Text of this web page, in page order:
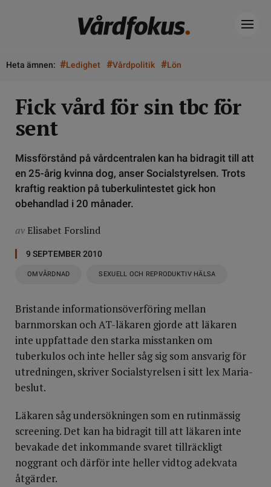
Heta ämnen: #Ledighet #Vårdpolitik #Lön
Fick vård för sin tbc för
sent
Missförstånd på vårdcentralen kan ha bidragit till att
en 25-årig kvinna dog, anser Socialstyrelsen. Trots
kraftig reaktion på tuberkulintestet gick hon
obehandlad i 20 månader.
av Elisabet Forslind
9 SEPTEMBER 2010
OMVÅRDNAD SEXUELL OCH REPRODUKTIV HÄLSA
Bristande informationsöverföring mellan
barnmorskan och AT-läkaren gjorde att läkaren
inte uppfattade den starka misstanken om
tuberkulos och inte heller såg sig som ansvarig för
utredningen, skriver Socialstyrelsen i sitt lex Maria-
beslut.
Läkaren såg undersökningen som en rutinmässig
screening. Det kan ha bidragit till att läkaren inte
bevakade det inkommande svaret tillräckligt
noggrant och därför inte heller vidtog adekvata
åtgärder.